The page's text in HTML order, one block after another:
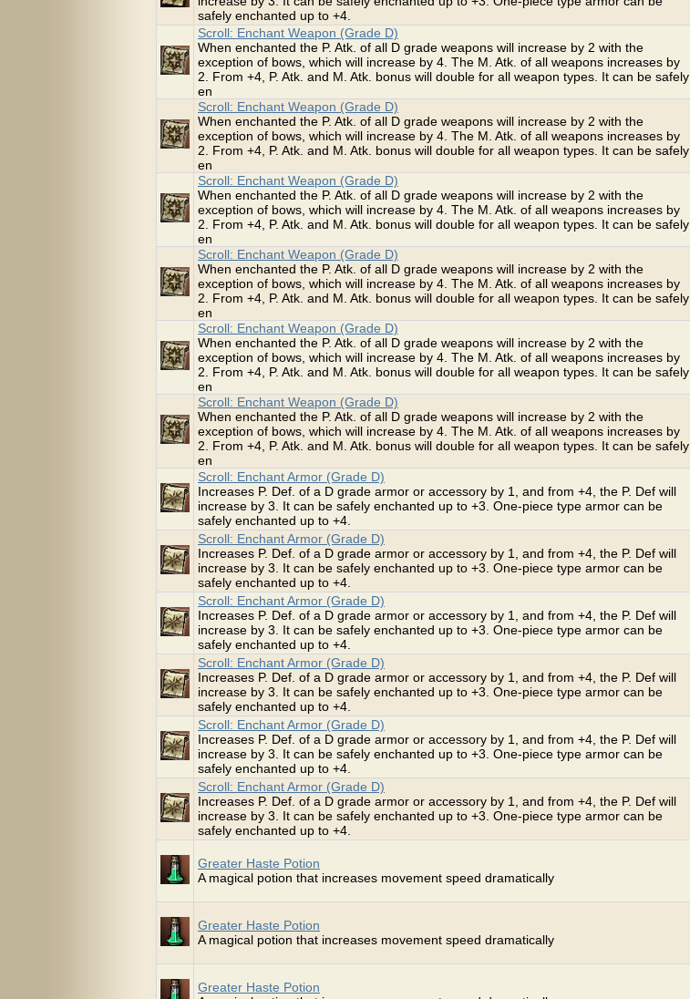
safely enchanted up to +4.
Scroll: Enchant Weapon (Grade D)
When enchanted the P. Atk. of all D grade weapons will increase by 2 with the
exception of bows, which will increase by 4. The M. Atk. of all weapons increases by
2. From +4, P. Atk. and M. Atk. bonus will double for all weapon types. It can be safely
en
Scroll: Enchant Weapon (Grade D)
When enchanted the P. Atk. of all D grade weapons will increase by 2 with the
exception of bows, which will increase by 4. The M. Atk. of all weapons increases by
2. From +4, P. Atk. and M. Atk. bonus will double for all weapon types. It can be safely
en
Scroll: Enchant Weapon (Grade D)
When enchanted the P. Atk. of all D grade weapons will increase by 2 with the
exception of bows, which will increase by 4. The M. Atk. of all weapons increases by
2. From +4, P. Atk. and M. Atk. bonus will double for all weapon types. It can be safely
en
Scroll: Enchant Weapon (Grade D)
When enchanted the P. Atk. of all D grade weapons will increase by 2 with the
exception of bows, which will increase by 4. The M. Atk. of all weapons increases by
2. From +4, P. Atk. and M. Atk. bonus will double for all weapon types. It can be safely
en
Scroll: Enchant Weapon (Grade D)
When enchanted the P. Atk. of all D grade weapons will increase by 2 with the
exception of bows, which will increase by 4. The M. Atk. of all weapons increases by
2. From +4, P. Atk. and M. Atk. bonus will double for all weapon types. It can be safely
en
Scroll: Enchant Weapon (Grade D)
When enchanted the P. Atk. of all D grade weapons will increase by 2 with the
exception of bows, which will increase by 4. The M. Atk. of all weapons increases by
2. From +4, P. Atk. and M. Atk. bonus will double for all weapon types. It can be safely
en
Scroll: Enchant Armor (Grade D)
Increases P. Def. of a D grade armor or accessory by 1, and from +4, the P. Def will
increase by 3. It can be safely enchanted up to +3. One-piece type armor can be
safely enchanted up to +4.
Scroll: Enchant Armor (Grade D)
Increases P. Def. of a D grade armor or accessory by 1, and from +4, the P. Def will
increase by 3. It can be safely enchanted up to +3. One-piece type armor can be
safely enchanted up to +4.
Scroll: Enchant Armor (Grade D)
Increases P. Def. of a D grade armor or accessory by 1, and from +4, the P. Def will
increase by 3. It can be safely enchanted up to +3. One-piece type armor can be
safely enchanted up to +4.
Scroll: Enchant Armor (Grade D)
Increases P. Def. of a D grade armor or accessory by 1, and from +4, the P. Def will
increase by 3. It can be safely enchanted up to +3. One-piece type armor can be
safely enchanted up to +4.
Scroll: Enchant Armor (Grade D)
Increases P. Def. of a D grade armor or accessory by 1, and from +4, the P. Def will
increase by 3. It can be safely enchanted up to +3. One-piece type armor can be
safely enchanted up to +4.
Scroll: Enchant Armor (Grade D)
Increases P. Def. of a D grade armor or accessory by 1, and from +4, the P. Def will
increase by 3. It can be safely enchanted up to +3. One-piece type armor can be
safely enchanted up to +4.
Greater Haste Potion
A magical potion that increases movement speed dramatically
Greater Haste Potion
A magical potion that increases movement speed dramatically
Greater Haste Potion